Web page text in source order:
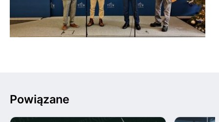
Powiązane